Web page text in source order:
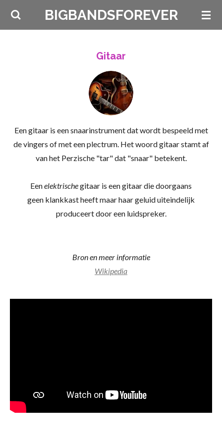
Ga
BIGBANDSFOREVER
Gitaar
Eengitaar is eensnaarinstrumentdat wordt bespeeld met
devingers of met eenplectrum. Het woord gitaar stamt af
van het Perzische "tar" dat "snaar" betekent.
Eenelektrischegitaar is eengitaardie doorgaans
geen klankkastheeft maar haar geluid uiteindelijk
produceert door een luidspreker.
Bron en meer informatie
Wikipedia